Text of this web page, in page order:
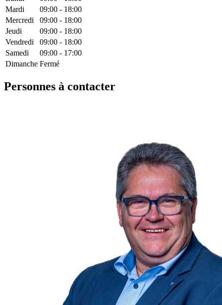
Mardi
09:00 - 18:00
Mercredi
09:00 - 18:00
Jeudi
09:00 - 18:00
Vendredi
09:00 - 18:00
Samedi
09:00 - 17:00
Dimanche Fermé
Personnes à contacter